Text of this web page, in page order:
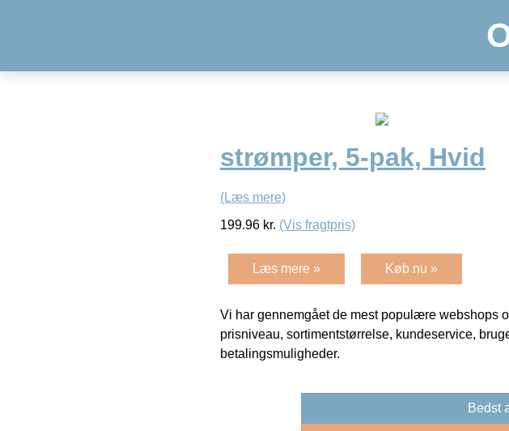
strømper, 5-pak, Hvid
(Læs mere)
199.96 kr. (Vis fragtpris)
Læs mere » Køb nu »
Vi har gennemgået de mest populære webshops
prisniveau, sortimentstørrelse, kundeservice,
betalingsmuligheder.
Bedst